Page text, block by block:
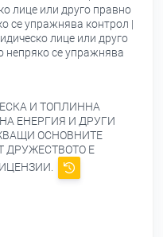
лице или друго правно
се упражнява контрол |
лице или друго
непряко се упражнява
И ТОПЛИННА
ЕНЕРГИЯ И ДРУГИ
ОСНОВНИТЕ
ДРУЖЕСТВОТО Е